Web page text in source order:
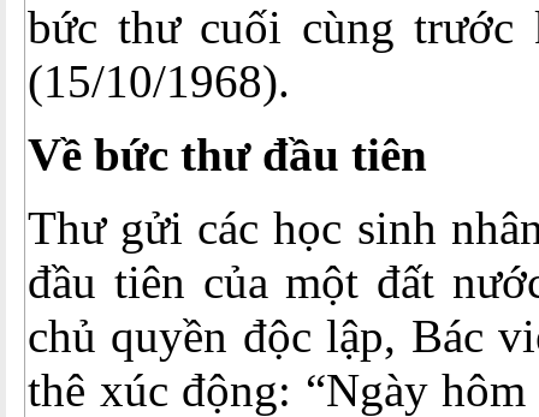
bức thư cuối cùng
(15/10/1968).
Về bức thư đầu tiên
Thư gửi các học sinh
đầu tiên của một đất
chủ quyền độc lập, Bác
thê xúc động: “Ngày